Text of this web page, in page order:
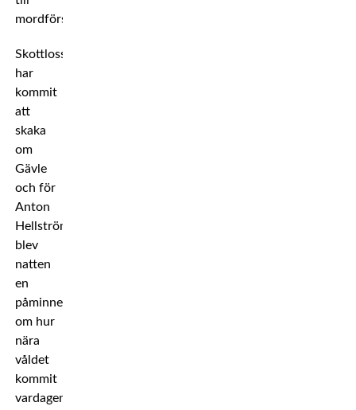
mordförsök.
Skottlossningen
har
kommit
att
skaka
om
Gävle
och för
Anton
Hellström
blev
natten
en
påminnelse
om hur
nära
våldet
kommit
vardagen.